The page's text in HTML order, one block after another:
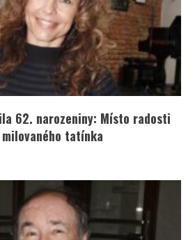
62. narozeniny: Místo radosti
tatínka